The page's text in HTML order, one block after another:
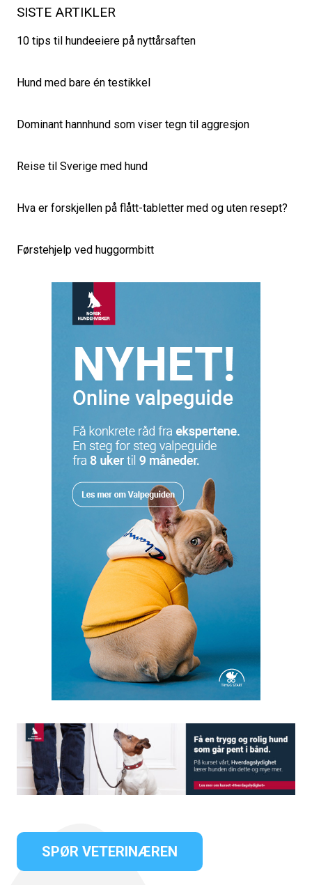
SISTE ARTIKLER
10 tips til hundeeiere på nyttårsaften
Hund med bare én testikkel
Dominant hannhund som viser tegn til aggresjon
Reise til Sverige med hund
Hva er forskjellen på flått-tabletter med og uten resept?
Førstehjelp ved huggormbitt
SPØR VETERINÆREN